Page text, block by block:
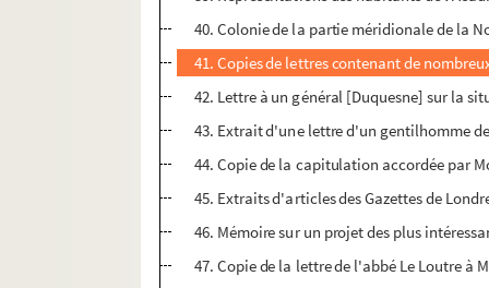
40. Colonie de la partie méridionale de la
41. Copies de lettres contenant de
42. Lettre à un général [Duquesne] sur la
43. Extrait d'une lettre d'un gentilhomme
44. Copie de la capitulation accordée par
45. Extraits d'articles des Gazettes de
46. Mémoire sur un projet des plus
47. Copie de la lettre de l'abbé Le Loutre à